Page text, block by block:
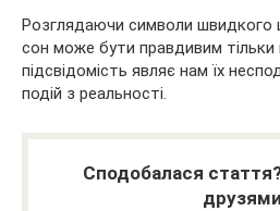
Розглядаючи символи швидкого
сон може бути правдивим
підсвідомість являє нам їх
подій з реальності.
Сподобалася